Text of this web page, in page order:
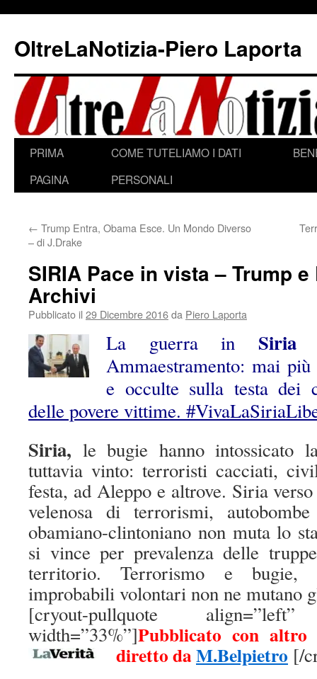
contenuto
OltreLaNotizia-Piero Laporta
PRIMA
PAGINA
COME TUTELIAMO I DATI
PERSONALI
← Trump Entra, Obama Esce. Un Mondo Diverso
– di J.Drake
SIRIA Pace in vista – Trump
Archivi
Pubblicato il 29 Dicembre 2016da Piero Laporta
La guerra in Siria
Ammaestramento: mai
e occulte sulla testa
delle povere vittime.
Siria, le bugie hanno intossicato
tuttavia vinto: terroristi cacciati,
festa, ad Aleppo e altrove. Siria
velenosa di terrorismi,
obamiano-clintoniano non muta lo
si vince per prevalenza delle
territorio. Terrorismo e bugie,
improbabili volontari non ne mutano
[cryout-pullquote align=”left”
width=”33%”]Pubblicato con
diretto daM.Belpietro [/